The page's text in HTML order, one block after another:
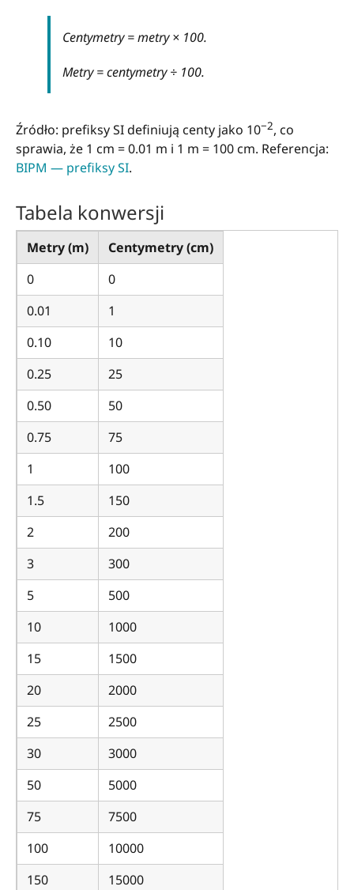
Centymetry = metry × 100.
Metry = centymetry ÷ 100.
Źródło: prefiksy SI definiują centy jako 10−2, co
sprawia, że 1 cm = 0.01 m i 1 m = 100 cm. Referencja:
BIPM — prefiksy SI.
Tabela konwersji
Metry (m)
Centymetry (cm)
0
0
0.01
1
0.10
10
0.25
25
0.50
50
0.75
75
1
100
1.5
150
2
200
3
300
5
500
10
1000
15
1500
20
2000
25
2500
30
3000
50
5000
75
7500
100
10000
150
15000